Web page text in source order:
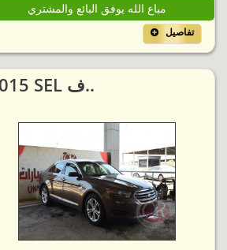
مباع الله يوفق البائع والمشتري
تفاصيل
2015 SEL ف..